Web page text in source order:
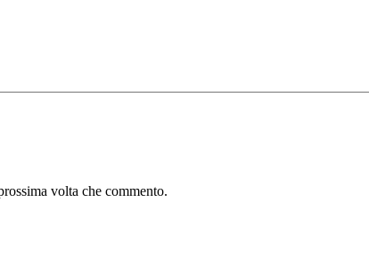
volta che commento.